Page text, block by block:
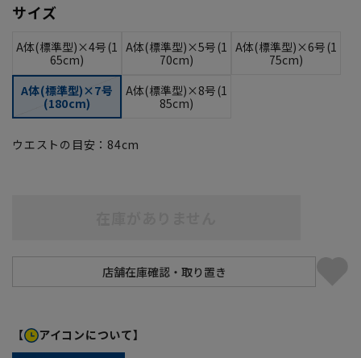
サイズ
A体(標準型)×4号(1
65cm)
A体(標準型)×5号(1
70cm)
A体(標準型)×6号(1
75cm)
A体(標準型)×7号
(180cm)
A体(標準型)×8号(1
85cm)
ウエストの目安： 84cm
【 アイコンについて】